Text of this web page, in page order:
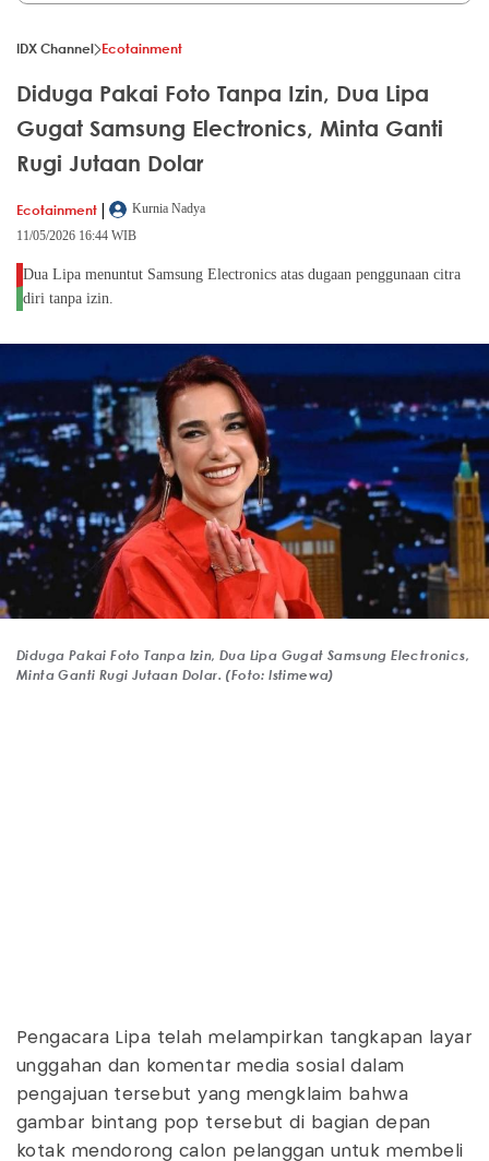
IDX Channel Ecotainment
Diduga Pakai Foto Tanpa Izin, Dua Lipa
Gugat Samsung Electronics, Minta Ganti
Rugi Jutaan Dolar
Ecotainment |
Kurnia Nadya
11/05/2026 16:44 WIB
Dua Lipa menuntut Samsung Electronics atas dugaan penggunaan citra
diri tanpa izin.
Diduga Pakai Foto Tanpa Izin, Dua Lipa Gugat Samsung Electronics,
Minta Ganti Rugi Jutaan Dolar. (Foto: Istimewa)
Pengacara Lipa telah melampirkan tangkapan layar
unggahan dan komentar media sosial dalam
pengajuan tersebut yang mengklaim bahwa
gambar bintang pop tersebut di bagian depan
kotak mendorong calon pelanggan untuk membeli